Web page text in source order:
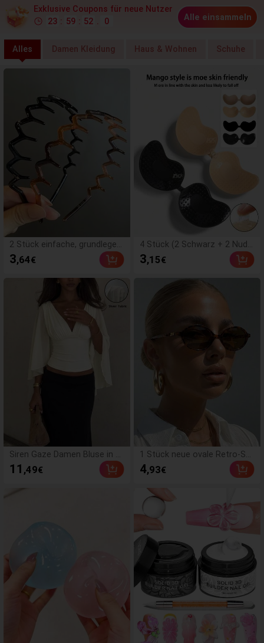
Exklusive Coupons für neue Nutzer
23 : 59 : 48 6 Alle einsammeln
Alles Damen Kleidung Haus & Wohnen Schuhe
2 Stück einfache, grundlegen
de große Wellen-Haarreifen f
ür Frauen, Make-up-Haarreife
den täglichen Gebrauch
3,64€
Siren Gaze Damen Bluse in U
nifarbe mit tiefem V-Ausschn
itt, plissiert, lässig, vielseitig,
11 ,49€
4 Stück (2 Schwarz + 2 Nud
e) selbstklebende Silikon-Unsi
chtbar-BH-Pads, trägerlose r
sh-up-Effekt für Hochzeit, Of
f-Shoulder Kleider und Brautj
3,15€
1 Stück neue ovale Retro-So
nnenbrille in mehreren Farben,
modisch und vielseitig für Da
and, Bar, Outdoor und andere
Anlässe, Y2K-Ästhetik
4,93€